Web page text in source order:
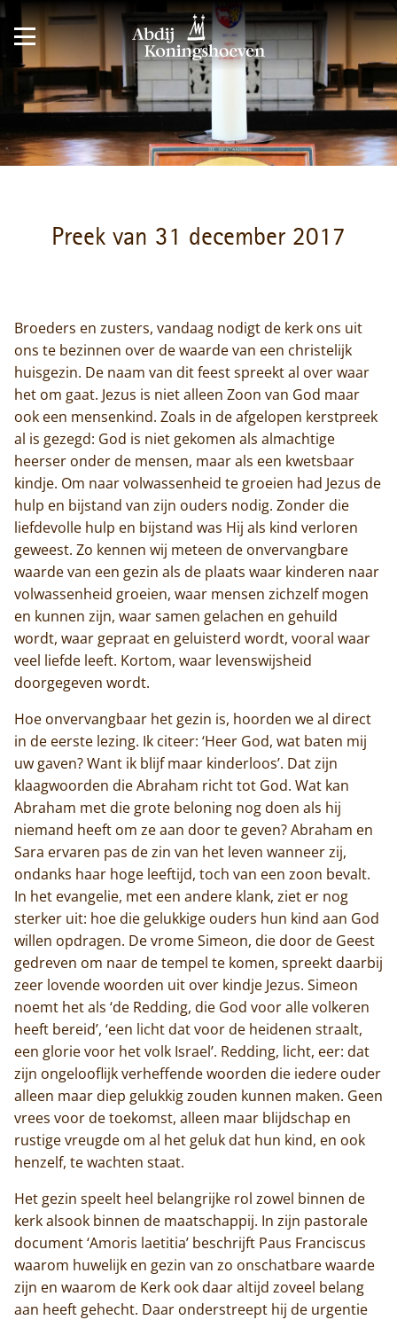
Preek van 31 december 2017
Broeders en zusters, vandaag nodigt de kerk ons uit
ons te bezinnen over de waarde van een christelijk
huisgezin. De naam van dit feest spreekt al over waar
het om gaat. Jezus is niet alleen Zoon van God maar
ook een mensenkind. Zoals in de afgelopen kerstpreek
al is gezegd: God is niet gekomen als almachtige
heerser onder de mensen, maar als een kwetsbaar
kindje. Om naar volwassenheid te groeien had Jezus de
hulp en bijstand van zijn ouders nodig. Zonder die
liefdevolle hulp en bijstand was Hij als kind verloren
geweest. Zo kennen wij meteen de onvervangbare
waarde van een gezin als de plaats waar kinderen naar
volwassenheid groeien, waar mensen zichzelf mogen
en kunnen zijn, waar samen gelachen en gehuild
wordt, waar gepraat en geluisterd wordt, vooral waar
veel liefde leeft. Kortom, waar levenswijsheid
doorgegeven wordt.
Hoe onvervangbaar het gezin is, hoorden we al direct
in de eerste lezing. Ik citeer: ‘Heer God, wat baten mij
uw gaven? Want ik blijf maar kinderloos’. Dat zijn
klaagwoorden die Abraham richt tot God. Wat kan
Abraham met die grote beloning nog doen als hij
niemand heeft om ze aan door te geven? Abraham en
Sara ervaren pas de zin van het leven wanneer zij,
ondanks haar hoge leeftijd, toch van een zoon bevalt.
In het evangelie, met een andere klank, ziet er nog
sterker uit: hoe die gelukkige ouders hun kind aan God
willen opdragen. De vrome Simeon, die door de Geest
gedreven om naar de tempel te komen, spreekt daarbij
zeer lovende woorden uit over kindje Jezus. Simeon
noemt het als ‘de Redding, die God voor alle volkeren
heeft bereid’, ‘een licht dat voor de heidenen straalt,
een glorie voor het volk Israel’. Redding, licht, eer: dat
zijn ongelooflijk verheffende woorden die iedere ouder
alleen maar diep gelukkig zouden kunnen maken. Geen
vrees voor de toekomst, alleen maar blijdschap en
rustige vreugde om al het geluk dat hun kind, en ook
henzelf, te wachten staat.
Het gezin speelt heel belangrijke rol zowel binnen de
kerk alsook binnen de maatschappij. In zijn pastorale
document ‘Amoris laetitia’ beschrijft Paus Franciscus
waarom huwelijk en gezin van zo onschatbare waarde
zijn en waarom de Kerk ook daar altijd zoveel belang
aan heeft gehecht. Daar onderstreept hij de urgentie